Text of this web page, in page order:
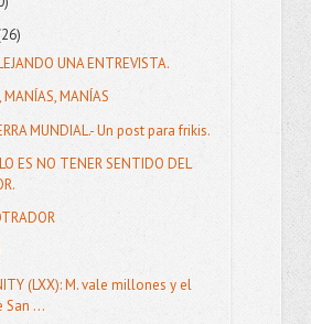
UNA ENTREVISTA.
MANÍAS, MANÍAS
MUNDIAL.- Un post para frikis.
ES NO TENER SENTIDO DEL
(LXX): M. vale millones y el
San ...